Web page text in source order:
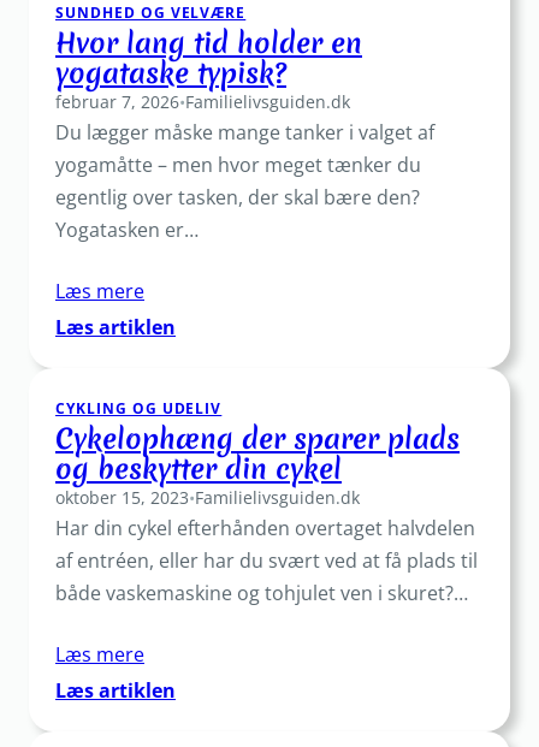
SUNDHED OG VELVÆRE
Hvor lang tid holder en
yogataske typisk?
februar 7, 2026•Familielivsguiden.dk
Du lægger måske mange tanker i valget af
yogamåtte – men hvor meget tænker du
egentlig over tasken, der skal bære den?
Yogatasken er…
Læs mere
Læs artiklen
tid
holder
en
yogataske
typisk?
CYKLING OG UDELIV
Cykelophæng der sparer plads
og beskytter din cykel
oktober 15, 2023•Familielivsguiden.dk
Har din cykel efterhånden overtaget halvdelen
af entréen, eller har du svært ved at få plads til
både vaskemaskine og tohjulet ven i skuret?…
Læs mere
Læs artiklen